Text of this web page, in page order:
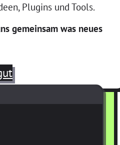
Plugins und Tools.
gemeinsam was neues